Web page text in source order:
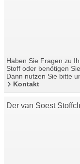
Haben Sie Fragen zu
Stoff oder benötigen
Dann nutzen Sie bitte
Kontakt
Der van Soest